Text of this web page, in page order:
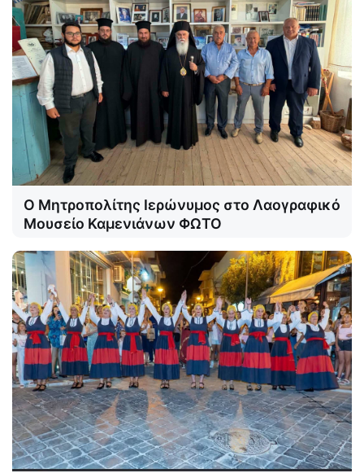
Ο Μητροπολίτης Ιερώνυμος στο Λαογραφικό
Μουσείο Καμενιάνων ΦΩΤΟ